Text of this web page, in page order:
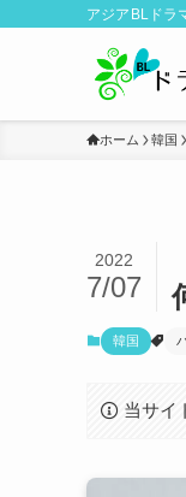
アジアBLドラ
ホーム 韓国
2022
7/07
韓国
当サイ